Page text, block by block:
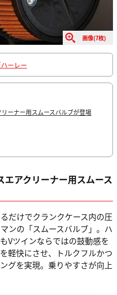
画像(7枚)
ーレー
ーナー用スムースバルブが登場
アクリーナー用スムース
だけでクランクケース内の圧
ンの「スムースバルブ」。ハ
Vツインならではの鼓動感を
軽快にさせ、トルクフルかつ
グを実現。乗りやすさが向上